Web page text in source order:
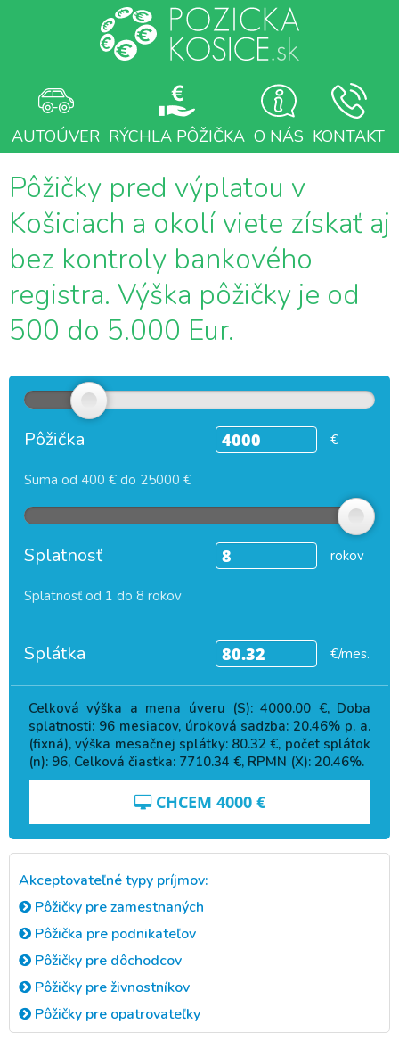
AUTOÚVER RÝCHLA PÔŽIČKA O NÁS KONTAKT
Pôžičky pred výplatou v
Košiciach a okolí viete získať aj
bez kontroly bankového
registra. Výška pôžičky je od
500 do 5.000 Eur.
Pôžička €
Suma od 400 € do 25000 €
Splatnosť rokov
Splatnosť od 1 do 8 rokov
Splátka €/mes.
Celková výška a mena úveru (S):4000.00 €, Doba
splatnosti: 96mesiacov, úroková sadzba:20.46% p. a.
(fixná), výška mesačnej splátky: 80.32 €, počet splátok
(n): 96, Celková čiastka: 7710.34 €, RPMN (X): 20.46%.
CHCEM 4000€
Akceptovateľné typy príjmov:
Pôžičky pre zamestnaných
Pôžička pre podnikateľov
Pôžičky pre dôchodcov
Pôžičky pre živnostníkov
Pôžičky pre opatrovateľky